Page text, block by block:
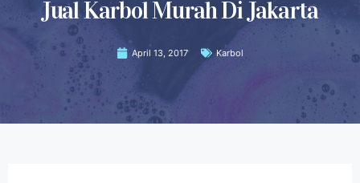
Jual Karbol Murah Di Jakarta
April 13, 2017 Karbol